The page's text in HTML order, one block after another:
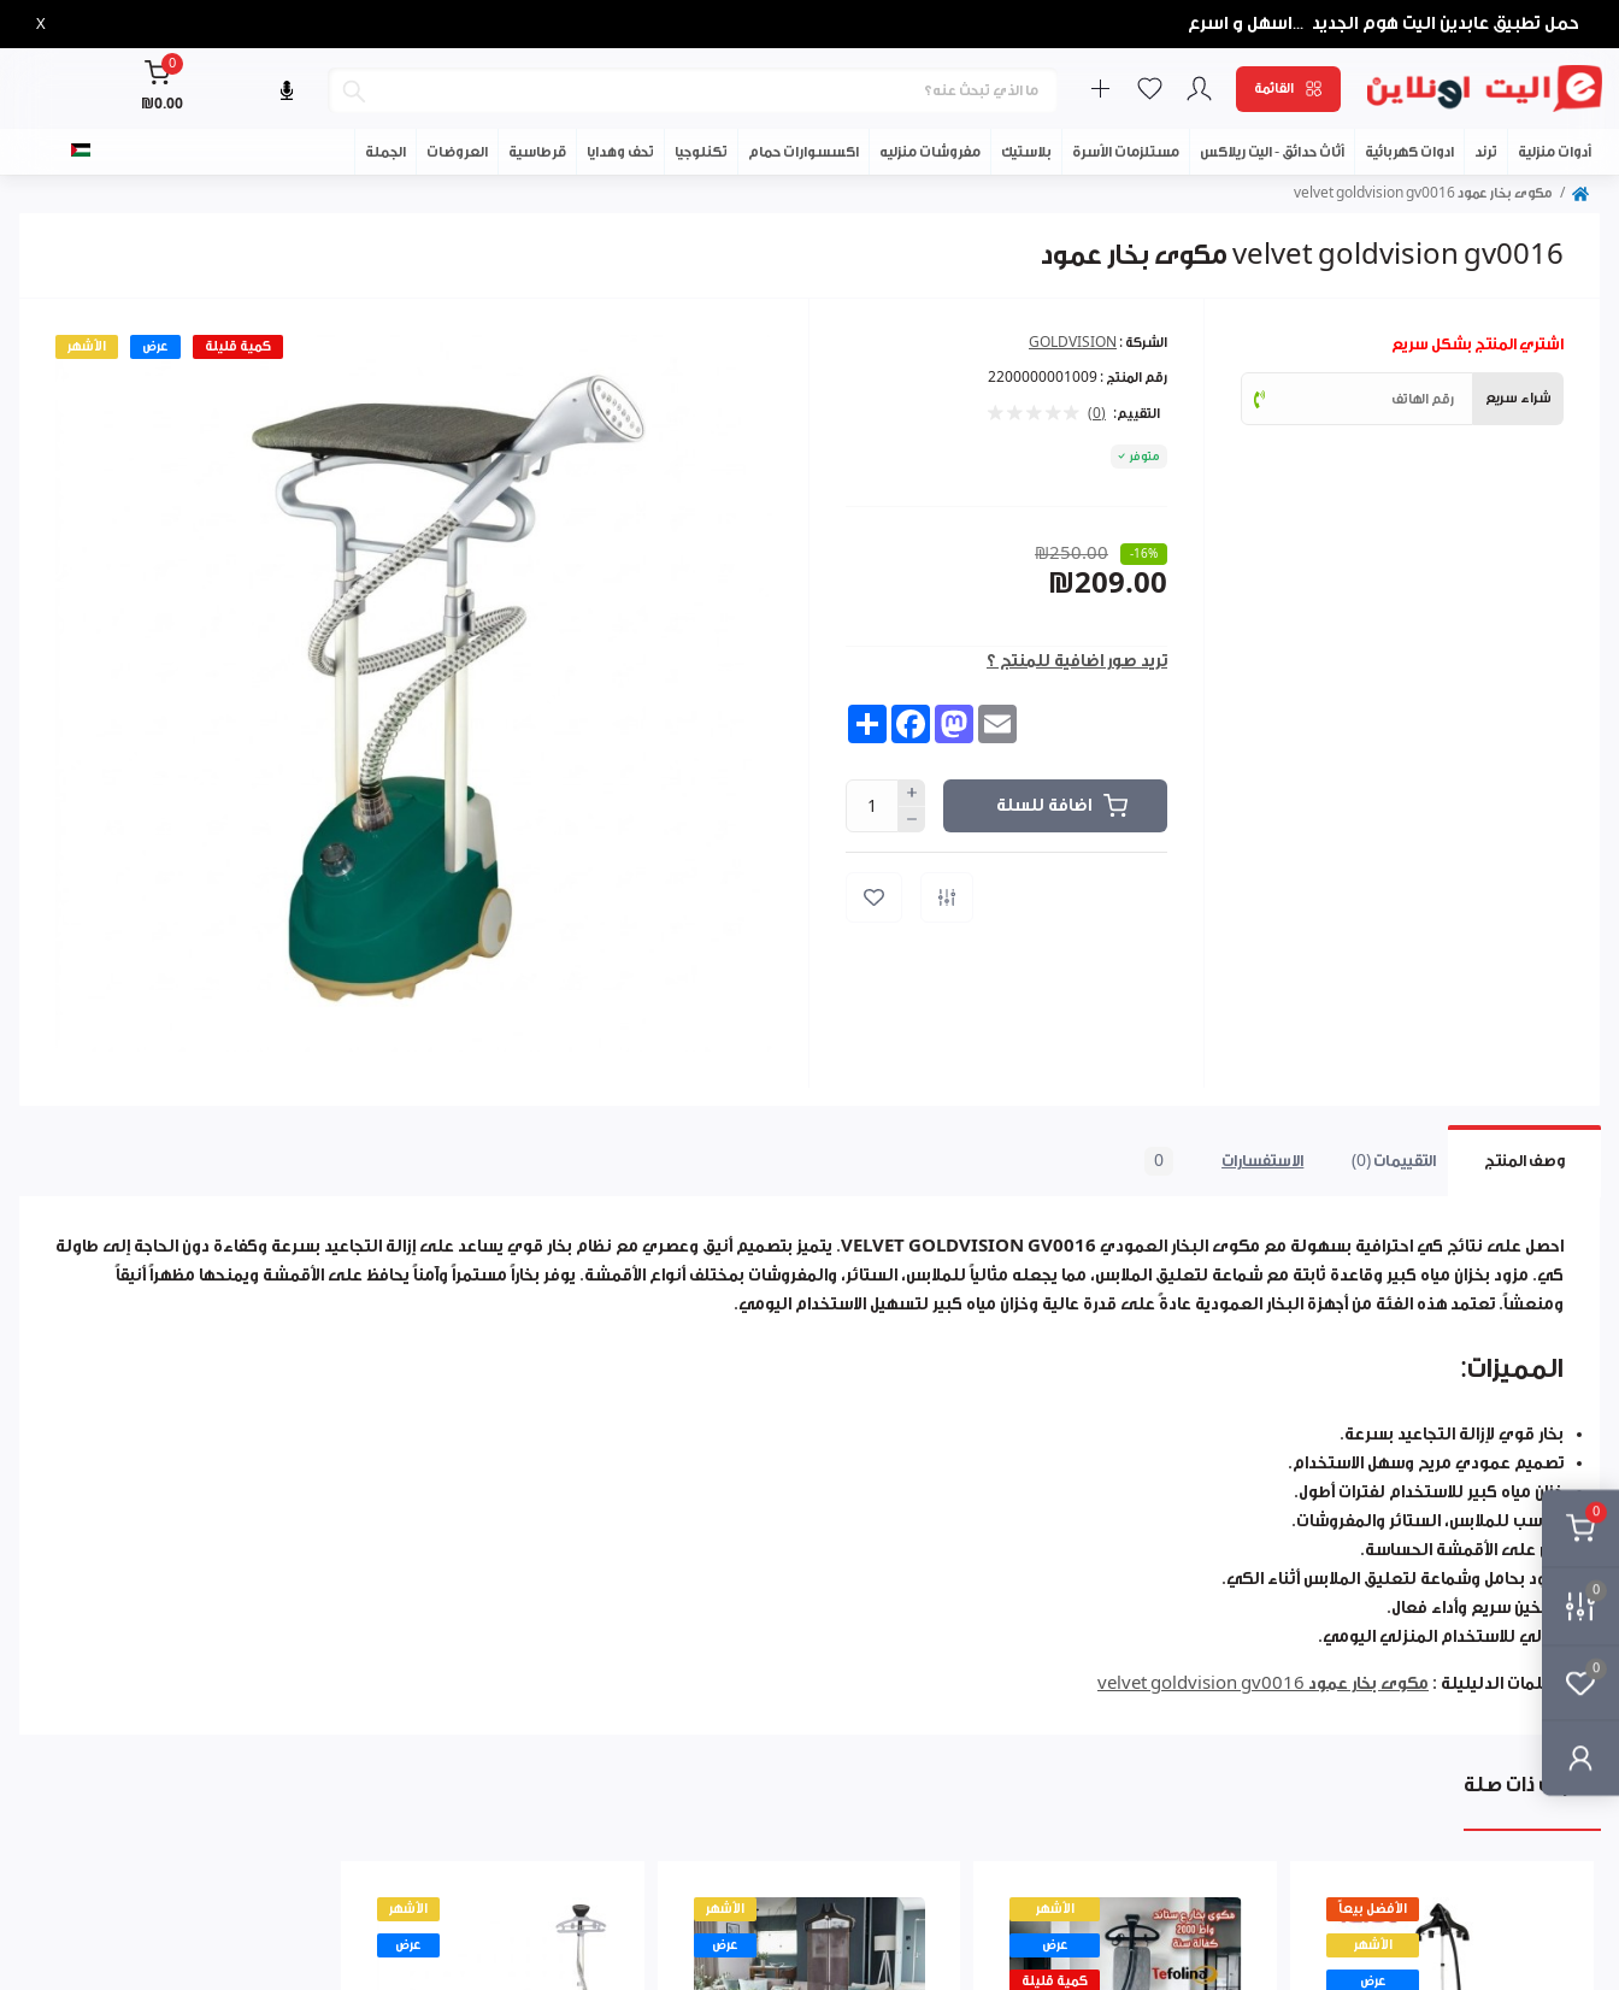
0
0
0
حمل تطبيق عابدين اليت هوم الجديد ...اسهل و اسرع X
القائمة
0
₪0.00
أدوات منزلية ترند ادوات كهربائية أثاث حدائق - اليت ريلاكس مستلزمات الأسرة بلاستيك مفروشات منزليه اكسسوارات حمام تكنلوجيا تحف وهدايا قرطاسية العروضات الجملة
مكوى بخار عمود velvet goldvision gv0016
مكوى بخار عمود velvet goldvision gv0016
الأشهر عرض كمية قليلة الشركة : GOLDVISION
رقم المنتج : 2200000001009
التقييم: (0)
متوفر
₪250.00 -16%
₪209.00
تريد صور اضافية للمنتج ؟
Share FacebookMastodon
اضافة للسلة
اشتري المنتج بشكل سريع
شراء سريع
وصف المنتج التقييمات (0) الاستفسارات 0
احصل على نتائج كي احترافية بسهولة مع مكوى البخار العمودي VELVET GOLDVISION GV0016
. يتميز بتصميم أنيق وعصري مع نظام بخار قوي يساعد على إزالة التجاعيد بسرعة وكفاءة دون الحاجة إلى طاولة
كي. مزود بخزان مياه كبير وقاعدة ثابتة مع شماعة لتعليق الملابس، مما يجعله مثالياً للملابس، الستائر، والمفروشات بمختلف أنواع الأقمشة. يوفر بخاراً مستمراً وآمناً يحافظ على الأقمشة ويمنحها مظهراً أنيقاً
ومنعشاً. تعتمد هذه الفئة من أجهزة البخار العمودية عادةً على قدرة عالية وخزان مياه كبير لتسهيل الاستخدام اليومي.
المميزات:
بخار قوي لإزالة التجاعيد بسرعة.
تصميم عمودي مريح وسهل الاستخدام.
خزان مياه كبير للاستخدام لفترات أطول.
مناسب للملابس، الستائر والمفروشات.
آمن على الأقمشة الحساسة.
مزود بحامل وشماعة لتعليق الملابس أثناء الكي.
تسخين سريع وأداء فعال.
مثالي للاستخدام المنزلي اليومي.
الكلمات الدليليلة : مكوى بخار عمود velvet goldvision gv0016
منتجات ذات صلة
الأفضل بيعاً
الأشهر
عرض
الأشهر
عرض
كمية قليلة
الأشهر
عرض
الأشهر
عرض